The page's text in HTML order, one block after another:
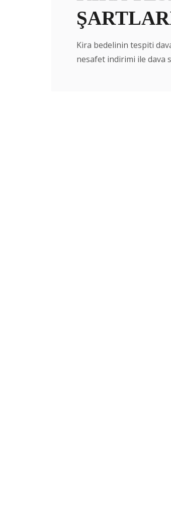
Kira bedelinin tespiti
nesafet indirimi ile dava